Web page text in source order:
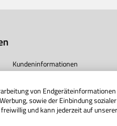
Kundeninformationen
Impressum
Unternehmen
von
sowie der Einbindung
und kann jederzeit auf